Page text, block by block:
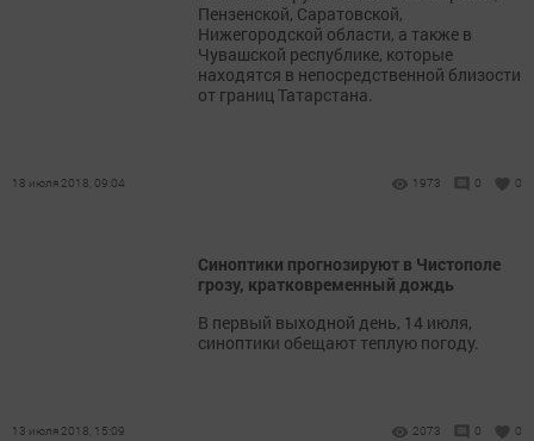
Пензенской, Саратовской,
Нижегородской области, а также в
Чувашской республике, которые
находятся в непосредственной близости
от границ Татарстана.
18 июля 2018, 09:04 1973 0 0
Синоптики прогнозируют в Чистополе
грозу, кратковременный дождь
В первый выходной день, 14 июля,
синоптики обещают теплую погоду.
13 июля 2018, 15:09 2073 0 0